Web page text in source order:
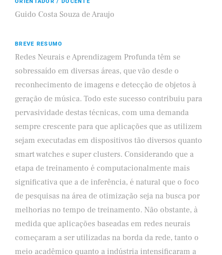
Guido Costa Souza de Araujo
BREVE RESUMO
Redes Neurais e Aprendizagem Profunda têm se
sobressaído em diversas áreas, que vão desde o
reconhecimento de imagens e detecção de objetos à
geração de música. Todo este sucesso contribuiu para
pervasividade destas técnicas, com uma demanda
sempre crescente para que aplicações que as utilizem
sejam executadas em dispositivos tão diversos quanto
smart watches e super clusters. Considerando que a
etapa de treinamento é computacionalmente mais
significativa que a de inferência, é natural que o foco
de pesquisas na área de otimização seja na busca por
melhorias no tempo de treinamento. Não obstante, à
medida que aplicações baseadas em redes neurais
começaram a ser utilizadas na borda da rede, tanto o
meio acadêmico quanto a indústria intensificaram a